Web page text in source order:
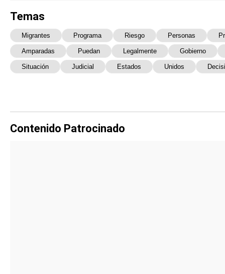
Temas
Migrantes Programa Riesgo Personas
Amparadas Puedan Legalmente Gobierno
Situación Judicial Estados Unidos
Contenido Patrocinado